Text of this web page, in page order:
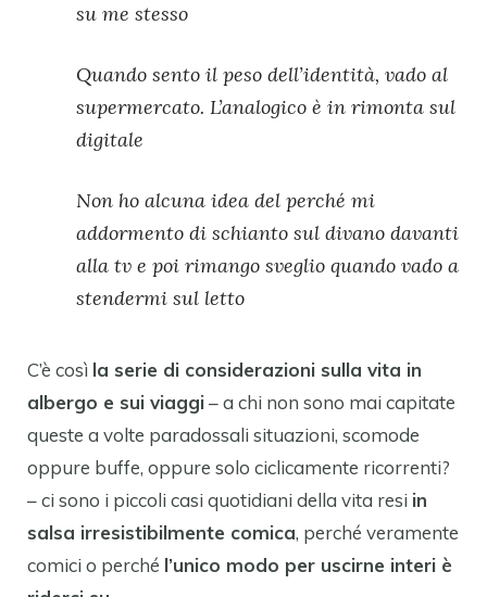
su me stesso
Quando sento il peso dell’identità, vado al
supermercato. L’analogico è in rimonta sul
digitale
Non ho alcuna idea del perché mi
addormento di schianto sul divano davanti
alla tv e poi rimango sveglio quando vado a
stendermi sul letto
C’è così la serie di considerazioni sulla vita in
albergo e sui viaggi– a chi non sono mai capitate
queste a volte paradossali situazioni, scomode
oppure buffe, oppure solo ciclicamente ricorrenti?
– ci sono i piccoli casi quotidiani della vita resi in
salsa irresistibilmente comica, perché veramente
comici o perché l’unico modo per uscirne interi è